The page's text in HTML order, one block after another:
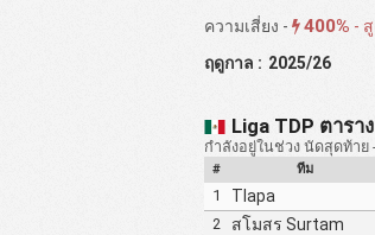
ความเสี่ยง - 400% -
ฤดูกาล : 2025/26
Liga TDP ตาราง
กำลังอยู่ในช่วง นัดสุดท้าย
# ทีม
1
Tlapa
Mazatecochco
2
สโมสร Surtam